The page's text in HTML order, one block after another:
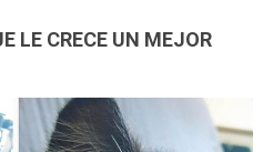
LE CRECE UN MEJOR